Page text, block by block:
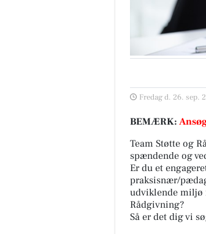
Fredag d. 26. sep.
BEMÆRK:
Team Støtte og
spændende og
Er du et
praksisnær/
udviklende miljø
Rådgivning?
Så er det dig vi